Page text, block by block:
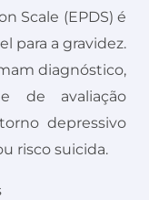
Scale (EPDS) é
para a gravidez.
diagnóstico,
de avaliação
depressivo
risco suicida.